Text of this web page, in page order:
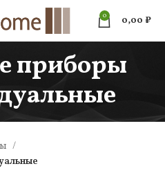
0 0,00 ₽
приборы